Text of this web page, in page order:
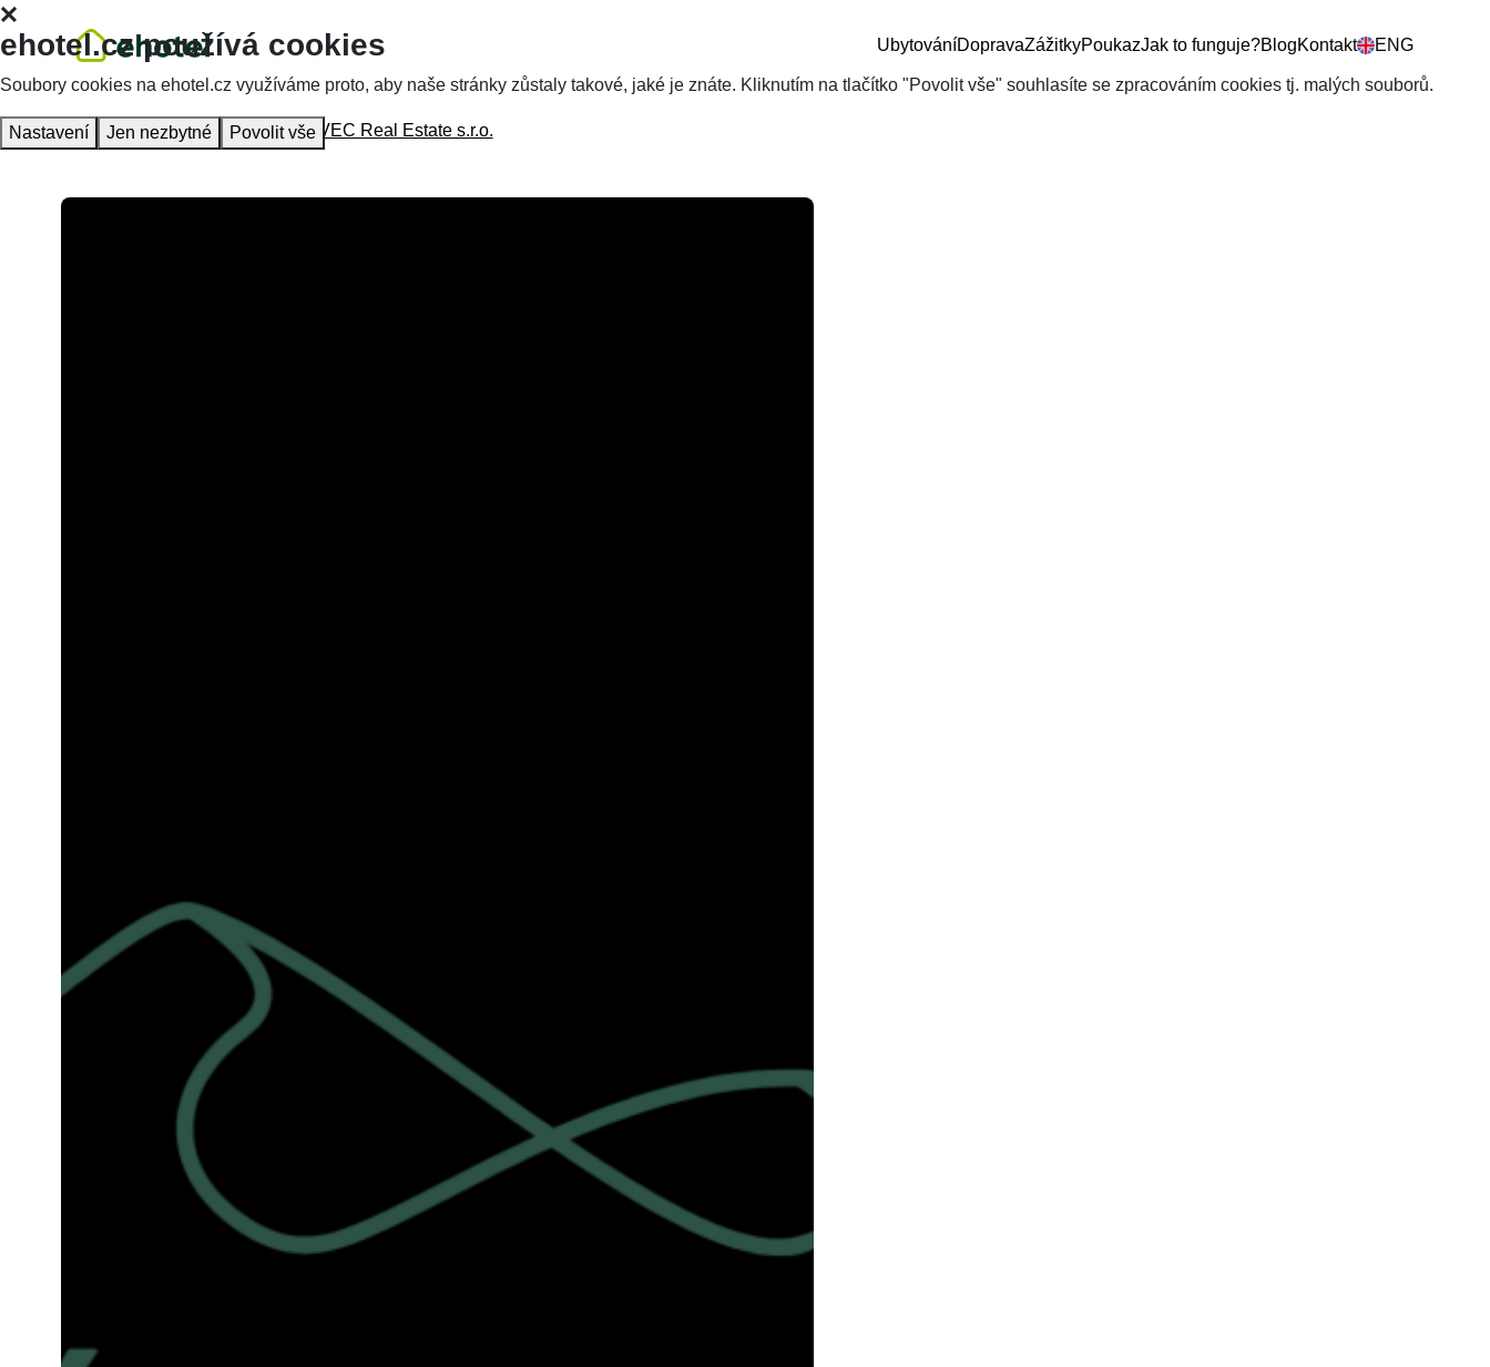
UbytováníDopravaZážitkyPoukazJak to funguje?BlogKontakt ENG
Hlavní stránka Ubytování KLÍNOVEC Real Estate s.r.o.
ehotel.cz používá cookies
Soubory cookies na ehotel.cz využíváme proto, aby naše stránky zůstaly takové, jaké je znáte. Kliknutím na tlačítko "Povolit vše" souhlasíte se zpracováním cookies tj. malých souborů.
Nastavení Jen nezbytné Povolit vše